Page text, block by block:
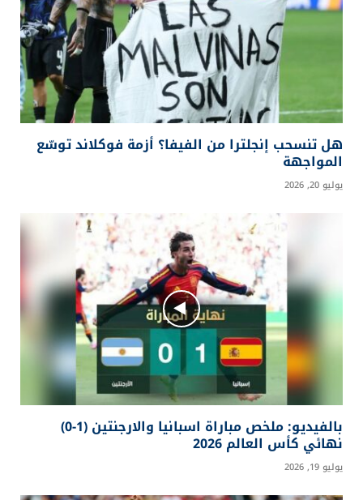
إعلان
المقالاتذات الصلة